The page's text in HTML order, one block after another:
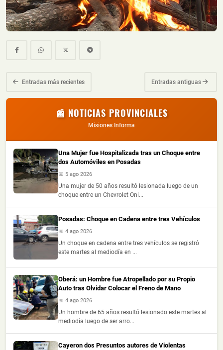
Entradas más recientes Entradas antiguas
📰 NOTICIAS PROVINCIALES
Misiones Informa
Una Mujer fue Hospitalizada tras un Choque entre
dos Automóviles en Posadas
📅 5 ago 2026
Una mujer de 50 años resultó lesionada luego de un
choque entre un Chevrolet Oni...
Posadas: Choque en Cadena entre tres Vehículos
📅 4 ago 2026
Un choque en cadena entre tres vehículos se registró
este martes al mediodía en ...
Oberá: un Hombre fue Atropellado por su Propio
Auto tras Olvidar Colocar el Freno de Mano
📅 4 ago 2026
Un hombre de 65 años resultó lesionado este martes al
mediodía luego de ser arro...
Cayeron dos Presuntos autores de Violentas